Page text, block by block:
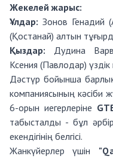
Жекелей жарыс:
Ұлдар: Зонов Генадий
(Қостанай) алтын
Қыздар: Дудина
Ксения (Павлодар) үздік
Дәстүр бойынша
компаниясының кәсіби
6-орын иегерлеріне
табысталды - бұл
екендігінің белгісі.
Жанкүйерлер үшін